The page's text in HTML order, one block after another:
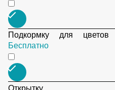
Подкормку для цветов
Бесплатно